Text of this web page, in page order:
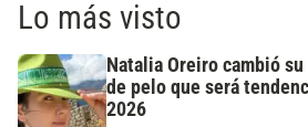
Lo más visto
Natalia Oreiro cambió
de pelo que será
2026